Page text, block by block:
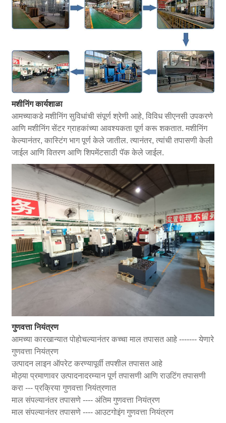
मशीनिंग कार्यशाळा
आमच्याकडे मशीनिंग सुविधांची संपूर्ण श्रेणी आहे, विविध सीएनसी उपकरणे
आणि मशीनिंग सेंटर ग्राहकांच्या आवश्यकता पूर्ण करू शकतात. मशीनिंग
केल्यानंतर, कास्टिंग भाग पूर्ण केले जातील. त्यानंतर, त्यांची तपासणी केली
जाईल आणि वितरण आणि शिपमेंटसाठी पॅक केले जाईल.
गुणवत्ता नियंत्रण
आमच्या कारखान्यात पोहोचल्यानंतर कच्चा माल तपासत आहे ------- येणारे
गुणवत्ता नियंत्रण
उत्पादन लाइन ऑपरेट करण्यापूर्वी तपशील तपासत आहे
मोठ्या प्रमाणावर उत्पादनादरम्यान पूर्ण तपासणी आणि राउटिंग तपासणी
करा --- प्रक्रिया गुणवत्ता नियंत्रणात
माल संपल्यानंतर तपासणे ---- अंतिम गुणवत्ता नियंत्रण
माल संपल्यानंतर तपासणे ---- आउटगोइंग गुणवत्ता नियंत्रण